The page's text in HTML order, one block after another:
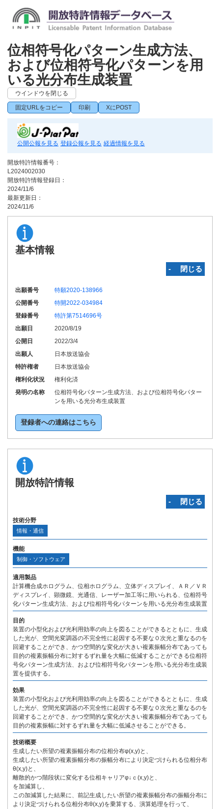
位相符号化パターン生成方法、
および位相符号化パターンを用
いる光分布生成装置
ウインドウを閉じる
固定URLをコピー 印刷 XにPOST
公開公報を見る 登録公報を見る 経過情報を見る
開放特許情報番号：
L2024002030
開放特許情報登録日：
2024/11/6
最新更新日：
2024/11/6
基本情報
‐ 閉じる
出願番号
特願2020-138966
公開番号
特開2022-034984
登録番号
特許第7514696号
出願日
2020/8/19
公開日
2022/3/4
出願人
日本放送協会
特許権者
日本放送協会
権利化状況
権利化済
発明の名称
位相符号化パターン生成方法、および位相符号化パター
ンを用いる光分布生成装置
登録者への連絡はこちら
開放特許情報
‐ 閉じる
技術分野
情報・通信
機能
制御・ソフトウェア
適用製品
計算機合成ホログラム、位相ホログラム、立体ディスプレイ、ＡＲ／ＶＲ
ディスプレイ、顕微鏡、光通信、レーザー加工等に用いられる、位相符号
化パターン生成方法、および位相符号化パターンを用いる光分布生成装置
目的
装置の小型化および光利用効率の向上を図ることができるとともに、生成
した光が、空間光変調器の不完全性に起因する不要な０次光と重なるのを
回避することができ、かつ空間的な変化が大きい複素振幅分布であっても
目的の複素振幅分布に対するずれ量を大幅に低減することができる位相符
号化パターン生成方法、および位相符号化パターンを用いる光分布生成装
置を提供する。
効果
装置の小型化および光利用効率の向上を図ることができるとともに、生成
した光が、空間光変調器の不完全性に起因する不要な０次光と重なるのを
回避することができ、かつ空間的な変化が大きい複素振幅分布であっても
目的の複素振幅に対するずれ量を大幅に低減させることができる。
技術概要
生成したい所望の複素振幅分布の位相分布φ(x,y)と、
生成したい所望の複素振幅分布の振幅分布により決定づけられる位相分布
θ(x,y)と、
離散的かつ階段状に変化する位相キャリアφ↓ｃ(x,y)と、
を加減算し、
この加減算した結果に、前記生成したい所望の複素振幅分布の振幅分布に
より決定づけられる位相分布θ(x,y)を乗算する、演算処理を行って、